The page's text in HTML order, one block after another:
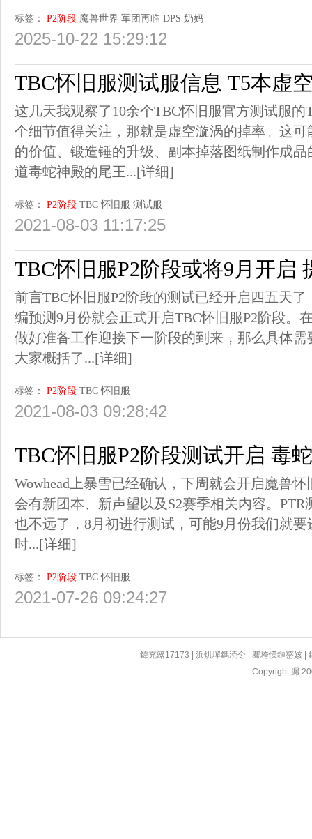
标签： P2阶段 魔兽世界 军团再临 DPS 奶妈
2025-10-22 15:29:12
TBC怀旧服测试服信息 T5本虚
这几天我观察了10余个TBC怀旧服官方测试服
个细节值得关注，那就是虚空漩涡的掉率。这
的价值、锻造锤的升级、副本掉落图纸制作成
道毒蛇神殿的尾王...[详细]
标签： P2阶段 TBC 怀旧服 测试服
2021-08-03 11:17:25
TBC怀旧服P2阶段或将9月开启
前言TBC怀旧服P2阶段的测试已经开启四五天
编预测9月份就会正式开启TBC怀旧服P2阶段。
做好准备工作迎接下一阶段的到来，那么具体
大家概括了...[详细]
标签： P2阶段 TBC 怀旧服
2021-08-03 09:28:42
TBC怀旧服P2阶段测试开启 毒
Wowhead上暴雪已经确认，下周就会开启魔兽
会有新团本、新声望以及S2赛季相关内容。PTR
也不远了，8月初进行测试，可能9月份我们就
时...[详细]
标签： P2阶段 TBC 怀旧服
2021-07-26 09:24:27
鍏充簬17173 |浜烘墠鎷涜仒 |骞垮憡鏈嶅姟 |
Copyright 漏